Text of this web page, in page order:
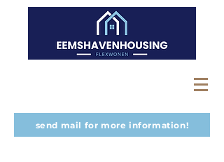
send mail for more information!